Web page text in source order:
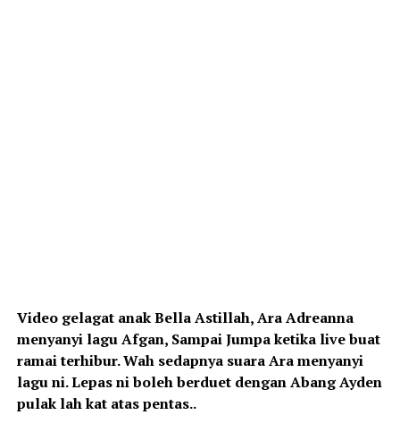
Video gelagat anak Bella Astillah, Ara Adreanna
menyanyi lagu Afgan, Sampai Jumpa ketika live buat
ramai terhibur. Wah sedapnya suara Ara menyanyi
lagu ni. Lepas ni boleh berduet dengan Abang Ayden
pulak lah kat atas pentas..